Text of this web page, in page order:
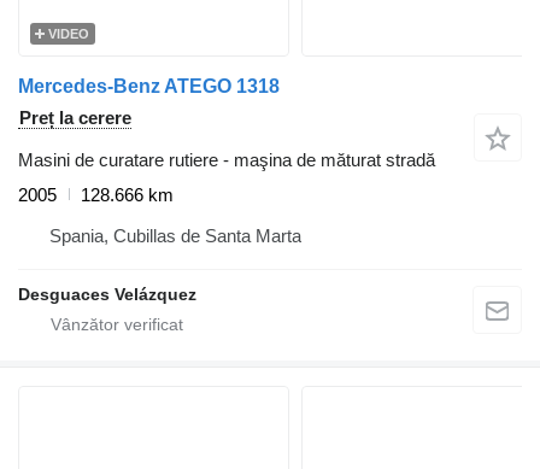
VIDEO
Mercedes-Benz ATEGO 1318
Preț la cerere
Masini de curatare rutiere - maşina de măturat stradă
2005
128.666 km
Spania, Cubillas de Santa Marta
Desguaces Velázquez